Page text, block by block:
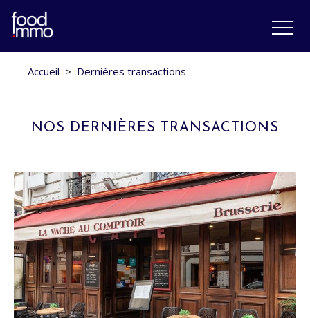
Accueil > Dernières transactions
NOS DERNIÈRES TRANSACTIONS